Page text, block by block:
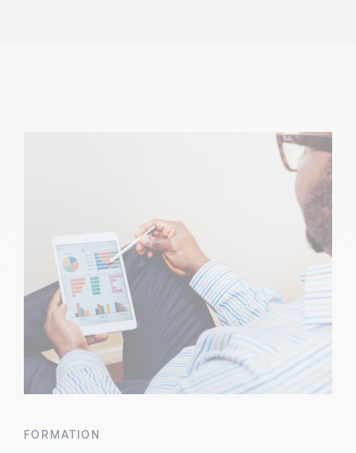
FORMATION